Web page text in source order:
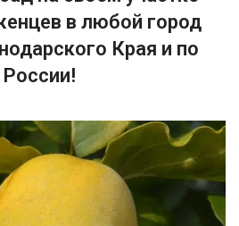
в любой город
Края и по
России!